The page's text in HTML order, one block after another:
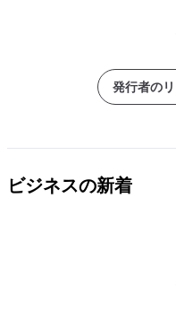
発行者の
ビジネスの新着